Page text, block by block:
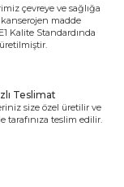
çevreye ve sağlığa
kanserojen madde
Kalite Standardında
üretilmiştir.
Teslimat
size özel üretilir ve
tarafınıza teslim edilir.